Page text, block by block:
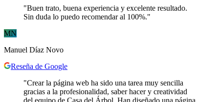
"Buen trato, buena experiencia y excelente resultado.
Sin duda lo puedo recomendar al 100%."
MN
Manuel Díaz Novo
Reseña de Google
"Crear la página web ha sido una tarea muy sencilla
gracias a la profesionalidad, saber hacer y creatividad